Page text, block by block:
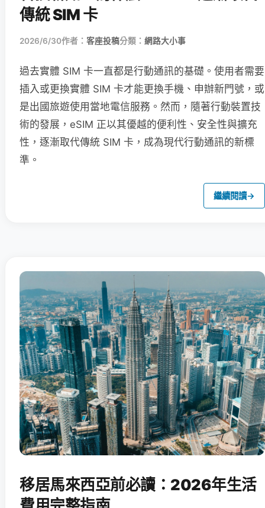
傳統 SIM 卡
2026/6/30作者： 客座投稿分類： 網路大小事
過去實體 SIM 卡一直都是行動通訊的基礎。使用者需要
插入或更換實體 SIM 卡才能更換手機、申辦新門號，或
是出國旅遊使用當地電信服務。然而，隨著行動裝置技
術的發展，eSIM 正以其優越的便利性、安全性與擴充
性，逐漸取代傳統 SIM 卡，成為現代行動通訊的新標
準。
繼續閱讀→
移居馬來西亞前必讀：2026年生活